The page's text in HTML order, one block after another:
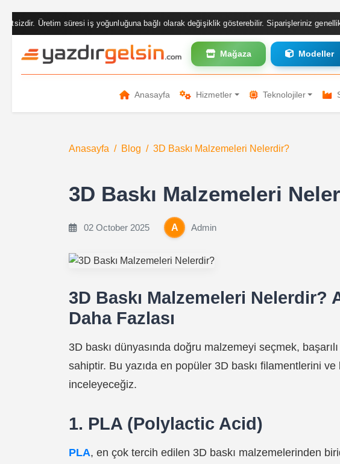
bağlı olarak değişiklik gösterebilir. Siparişleriniz genellikle 1–3 iş günü
Mağaza Modeller
Anasayfa Hizmetler Teknolojiler
Anasayfa Blog 3D Baskı Malzemeleri Nelerdir?
3D Baskı Malzemeleri
02 October 2025 A Admin
3D Baskı Malzemeleri Nelerdir?
Daha Fazlası
3D baskı dünyasında doğru malzemeyi seçmek,
sahiptir. Bu yazıda en popüler 3D baskı filamentlerini ve
inceleyeceğiz.
1. PLA (Polylactic Acid)
PLA, en çok tercih edilen 3D baskı malzemelerinden